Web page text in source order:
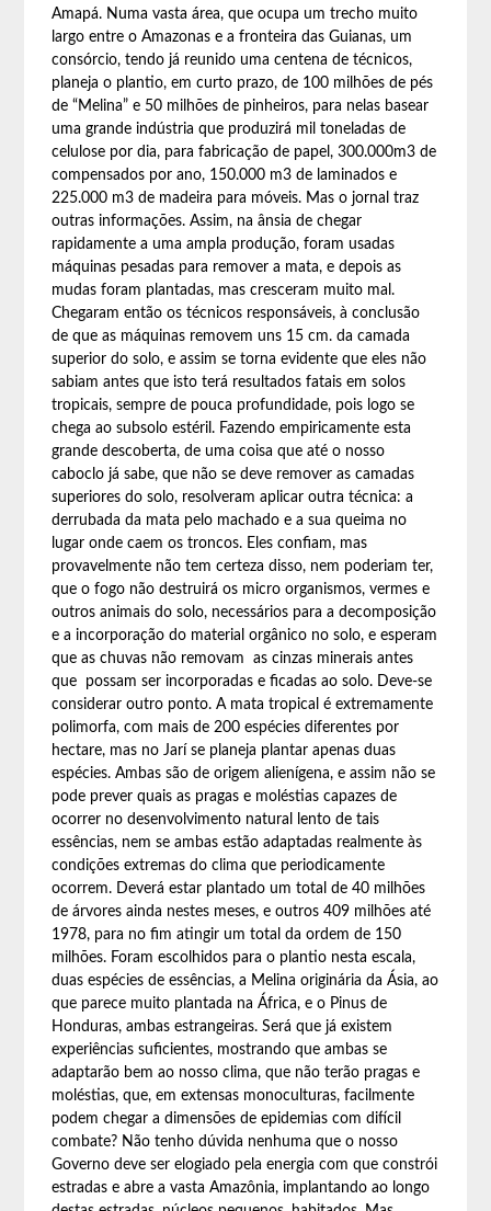
Amapá. Numa vasta área, que ocupa um trecho muito
largo entre o Amazonas e a fronteira das Guianas, um
consórcio, tendo já reunido uma centena de técnicos,
planeja o plantio, em curto prazo, de 100 milhões de pés
de “Melina” e 50 milhões de pinheiros, para nelas basear
uma grande indústria que produzirá mil toneladas de
celulose por dia, para fabricação de papel, 300.000m3 de
compensados por ano, 150.000 m3 de laminados e
225.000 m3 de madeira para móveis. Mas o jornal traz
outras informações. Assim, na ânsia de chegar
rapidamente a uma ampla produção, foram usadas
máquinas pesadas para remover a mata, e depois as
mudas foram plantadas, mas cresceram muito mal.
Chegaram então os técnicos responsáveis, à conclusão
de que as máquinas removem uns 15 cm. da camada
superior do solo, e assim se torna evidente que eles não
sabiam antes que isto terá resultados fatais em solos
tropicais, sempre de pouca profundidade, pois logo se
chega ao subsolo estéril. Fazendo empiricamente esta
grande descoberta, de uma coisa que até o nosso
caboclo já sabe, que não se deve remover as camadas
superiores do solo, resolveram aplicar outra técnica: a
derrubada da mata pelo machado e a sua queima no
lugar onde caem os troncos. Eles confiam, mas
provavelmente não tem certeza disso, nem poderiam ter,
que o fogo não destruirá os micro organismos, vermes e
outros animais do solo, necessários para a decomposição
e a incorporação do material orgânico no solo, e esperam
que as chuvas não removam as cinzas minerais antes
que possam ser incorporadas e ficadas ao solo. Deve-se
considerar outro ponto. A mata tropical é extremamente
polimorfa, com mais de 200 espécies diferentes por
hectare, mas no Jarí se planeja plantar apenas duas
espécies. Ambas são de origem alienígena, e assim não se
pode prever quais as pragas e moléstias capazes de
ocorrer no desenvolvimento natural lento de tais
essências, nem se ambas estão adaptadas realmente às
condições extremas do clima que periodicamente
ocorrem. Deverá estar plantado um total de 40 milhões
de árvores ainda nestes meses, e outros 409 milhões até
1978, para no fim atingir um total da ordem de 150
milhões. Foram escolhidos para o plantio nesta escala,
duas espécies de essências, a Melina originária da Ásia, ao
que parece muito plantada na África, e o Pinus de
Honduras, ambas estrangeiras. Será que já existem
experiências suficientes, mostrando que ambas se
adaptarão bem ao nosso clima, que não terão pragas e
moléstias, que, em extensas monoculturas, facilmente
podem chegar a dimensões de epidemias com difícil
combate? Não tenho dúvida nenhuma que o nosso
Governo deve ser elogiado pela energia com que constrói
estradas e abre a vasta Amazônia, implantando ao longo